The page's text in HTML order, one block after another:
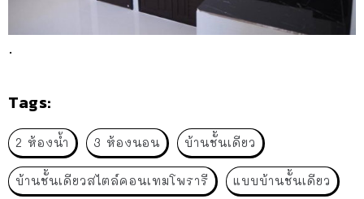
.
Tags:
2 ห้องน้ำ 3 ห้องนอน บ้านชั้นเดียว
บ้านชั้นเดียวสไตล์คอนเทมโพรารี แบบบ้านชั้นเดียว